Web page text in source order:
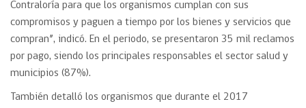
Contraloría para que los organismos cumplan con sus
compromisos y paguen a tiempo por los bienes y servicios que
compran”, indicó. En el periodo, se presentaron 35 mil reclamos
por pago, siendo los principales responsables el sector salud y
municipios (87%).
También detalló los organismos que durante el 2017